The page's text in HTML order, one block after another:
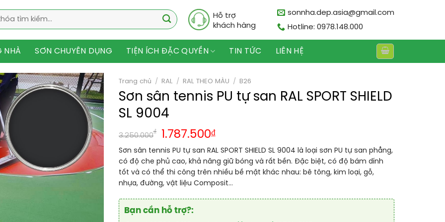
Hỗ trợ
khách hàng
sonnha.dep.asia@gmail.com
Hotline: 0978.148.000
NHÀ SƠN CHUYÊN DỤNG TIỆN ÍCH ĐẶC QUYỀN TIN TỨC LIÊN HỆ
Trang chủ / RAL / RAL THEO MÀU / B26
Sơn sân tennis PU tự san RAL SPORT SHIELD
SL 9004
3.250.000
₫ 1.787.500₫
Sơn sân tennis PU tự san RAL SPORT SHIELD SL 9004 là loại sơn PU tự san phẳng,
có độ che phủ cao, khả năng giữ bóng và rất bền. Đặc biệt, có độ bám dính
tốt và có thể thi công trên nhiều bề mặt khác nhau: bê tông, kim loại, gỗ,
nhựa, đường, vật liệu Composit…
Bạn cần hỗ trợ?: